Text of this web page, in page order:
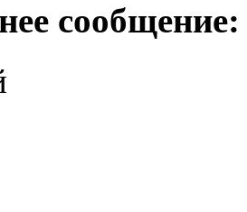
сообщение: